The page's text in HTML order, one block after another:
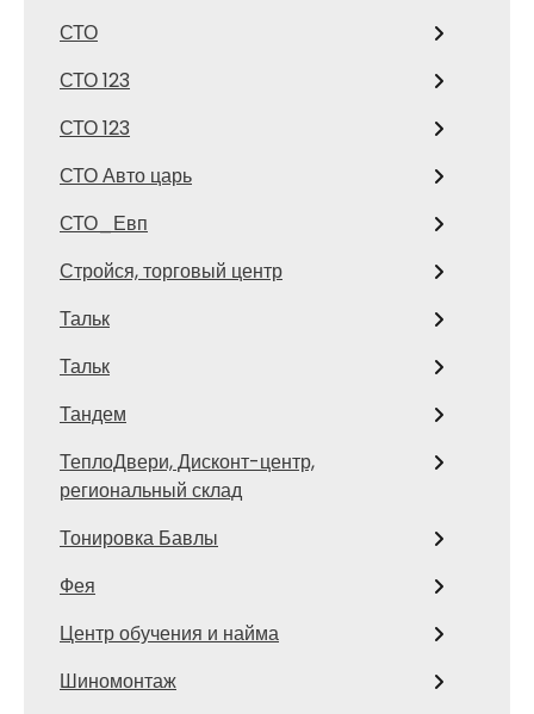
СТО
СТО 123
СТО 123
СТО Авто царь
СТО_Евп
Стройся, торговый центр
Тальк
Тальк
Тандем
ТеплоДвери, Дисконт-центр,
региональный склад
Тонировка Бавлы
Фея
Центр обучения и найма
Шиномонтаж